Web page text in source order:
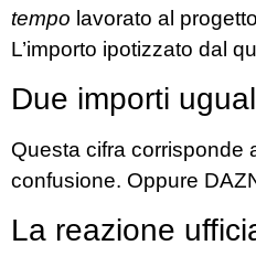
tempo lavorato al
L’importo ipotizzato dal
Due importi
Questa cifra corrisponde
confusione. Oppure
La reazione